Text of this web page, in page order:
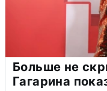
Больше не
Гагарина